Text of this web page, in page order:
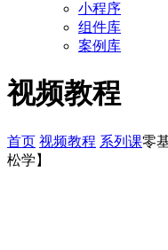
小程序
组件库
案例库
视频教程
首页 视频教程 系列课零
松学】